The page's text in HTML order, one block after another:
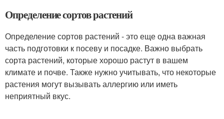
Определение сортов растений
Определение сортов растений - это еще одна важная
часть подготовки к посеву и посадке. Важно выбрать
сорта растений, которые хорошо растут в вашем
климате и почве. Также нужно учитывать, что некоторые
растения могут вызывать аллергию или иметь
неприятный вкус.